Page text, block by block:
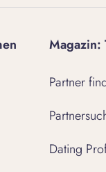
Magazin:
Partner
Dating